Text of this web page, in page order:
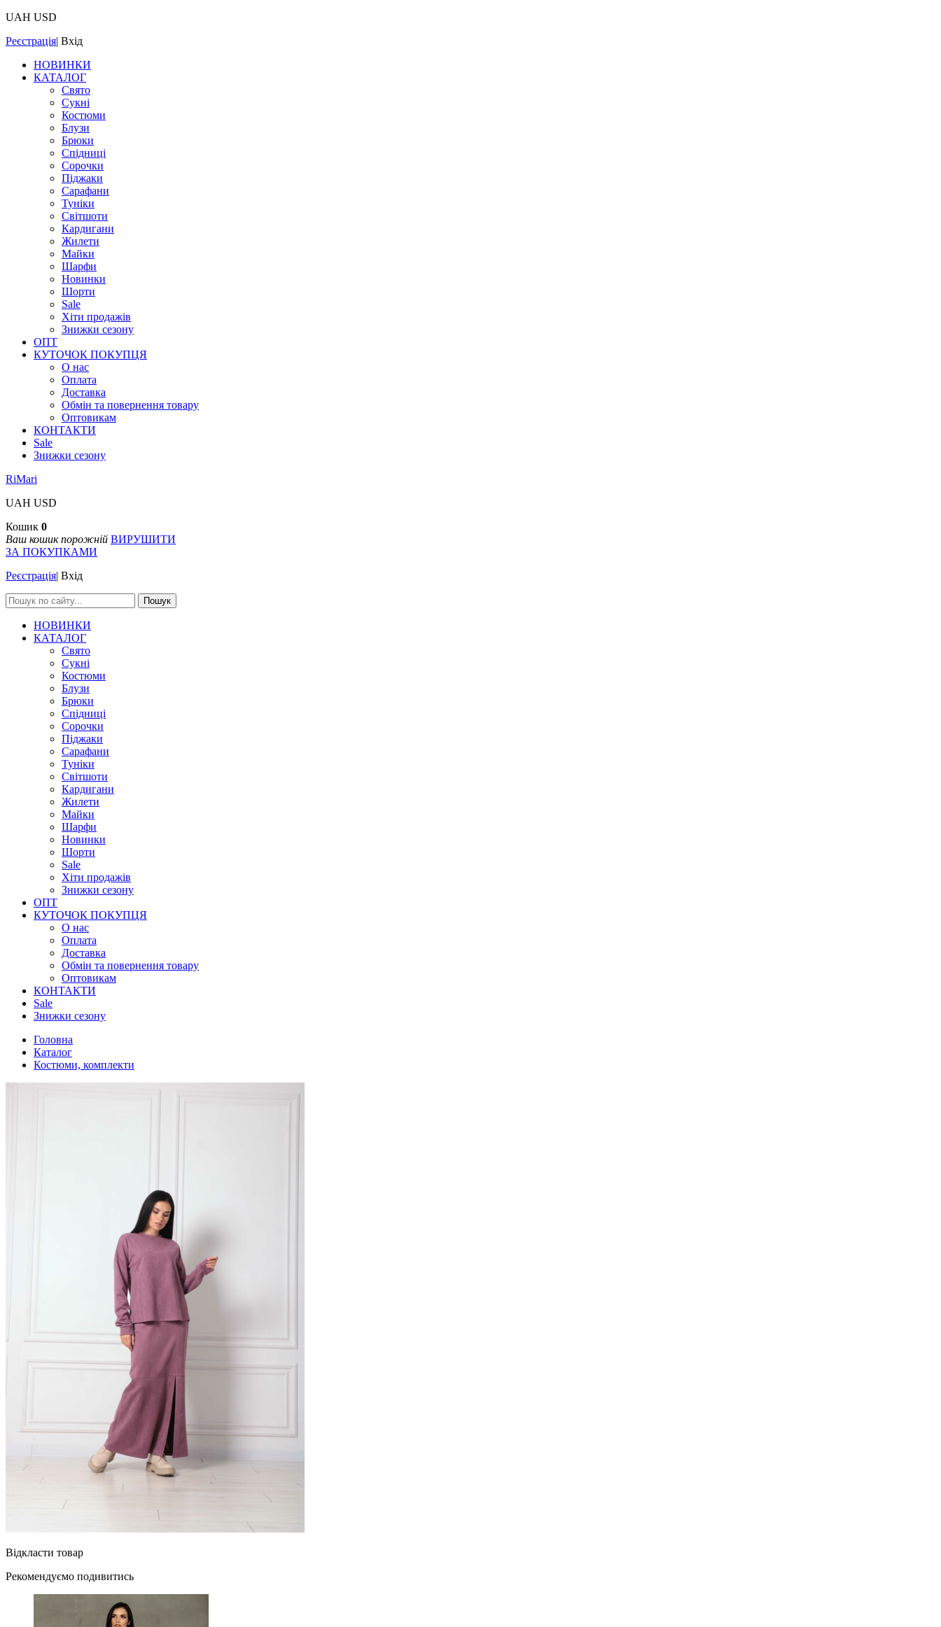
UAH USD
Реєстрація| Вхід
НОВИНКИ
КАТАЛОГ
Свято
Сукні
Костюми
Блузи
Брюки
Спідниці
Сорочки
Піджаки
Сарафани
Туніки
Світшоти
Кардигани
Жилети
Майки
Шарфи
Новинки
Шорти
Sale
Хіти продажів
Знижки сезону
ОПТ
КУТОЧОК ПОКУПЦЯ
О нас
Оплата
Доставка
Обмін та повернення товару
Оптовикам
КОНТАКТИ
Sale
Знижки сезону
RiMari
UAH USD
Кошик 0
Ваш кошик порожній ВИРУШИТИ
ЗА ПОКУПКАМИ
Реєстрація| Вхід
Пошук
НОВИНКИ
КАТАЛОГ
Свято
Сукні
Костюми
Блузи
Брюки
Спідниці
Сорочки
Піджаки
Сарафани
Туніки
Світшоти
Кардигани
Жилети
Майки
Шарфи
Новинки
Шорти
Sale
Хіти продажів
Знижки сезону
ОПТ
КУТОЧОК ПОКУПЦЯ
О нас
Оплата
Доставка
Обмін та повернення товару
Оптовикам
КОНТАКТИ
Sale
Знижки сезону
Головна
Каталог
Костюми, комплекти
Відкласти товар
Рекомендуємо подивитись